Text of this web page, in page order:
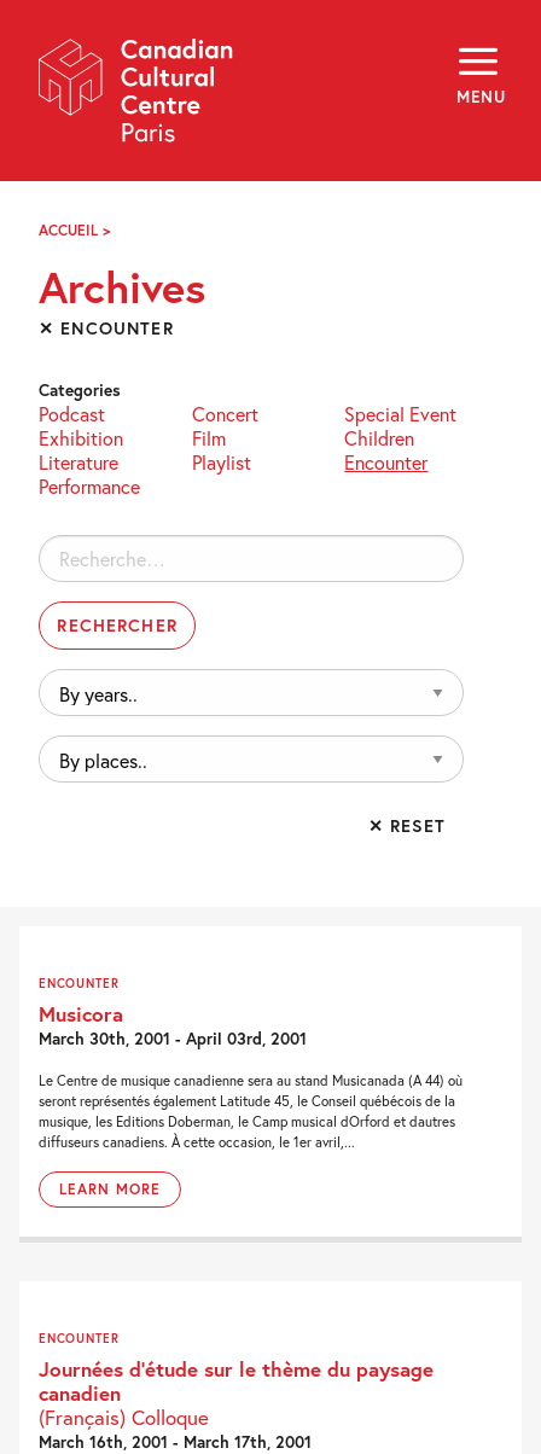
Navigation
MENU
About
Programming
Off-Site
Explore
i
FR EN
ACCUEIL >
Archives
✕ ENCOUNTER
Categories
Podcast Concert
Special Event
Exhibition
Film
Children
Literature
Playlist
Encounter
Performance
Rechercher :
By
years..
By
places..
✕ RESET
ENCOUNTER
Musicora
March 30th, 2001 - April 03rd, 2001
Le Centre de musique canadienne sera au stand Musicanada (A 44) où
seront représentés également Latitude 45, le Conseil québécois de la
musique, les Editions Doberman, le Camp musical dOrford et dautres
diffuseurs canadiens. À cette occasion, le 1er avril,...
LEARN MORE
ENCOUNTER
Journées d’étude sur le thème du paysage
canadien
(Français) Colloque
March 16th, 2001 - March 17th, 2001